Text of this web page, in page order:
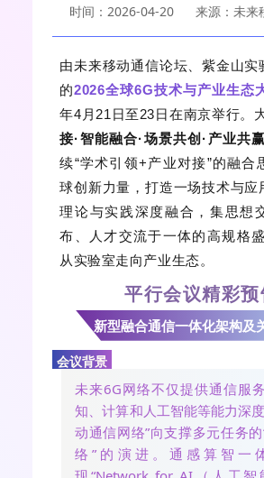
时间：2026-04-20 来源：未来
由未来移动通信论坛、紫金山实
的2026全球6G技术与产业生态
年4月21日至23日在南京举行。
接·智能融合·场景共创·产业共
续“学术引领+产业对接”的融合
球创新力量，打造一场技术与应
理论与实践深度融合，集思想
布、人才交流于一体的高规格
从实验室走向产业生态。
平行会议精彩预
新型融合通信一体化架构及
会议背景
未来6G网络不仅提供通信服
知、计算和人工智能等能力深
动通信网络”向支撑多元任务
络”的演进。通感算智一